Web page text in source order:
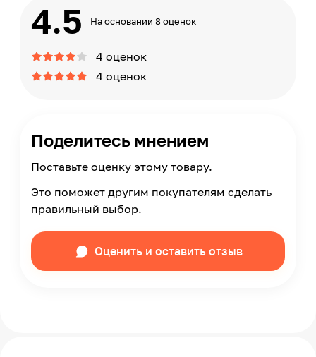
4.5 На основании 8 оценок
4 оценок
4 оценок
Поделитесь мнением
Поставьте оценку этому товару.
Это поможет другим покупателям сделать
правильный выбор.
Оценить и оставить отзыв